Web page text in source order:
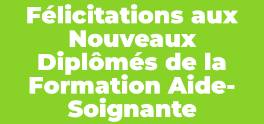
Félicitations aux
Nouveaux
Diplômés de la
Formation Aide-
Soignante